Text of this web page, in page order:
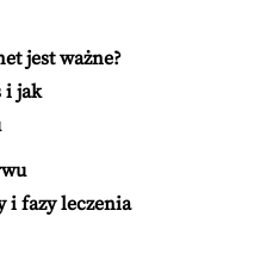
jest ważne?
i jak
i fazy leczenia